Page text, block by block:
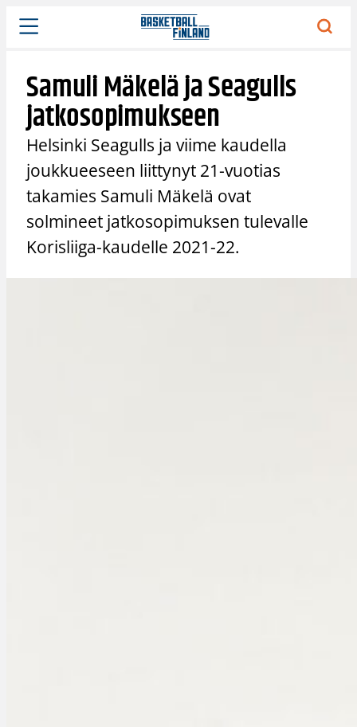
Siirry
sisältöön
Samuli Mäkelä ja Seagulls
jatkosopimukseen
Helsinki Seagulls ja viime kaudella
joukkueeseen liittynyt 21-vuotias
takamies Samuli Mäkelä ovat
solmineet jatkosopimuksen tulevalle
Korisliiga-kaudelle 2021-22.